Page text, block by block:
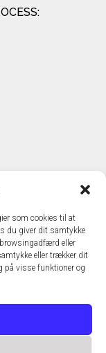
som cookies til at
du giver dit samtykke
eller
eller trækker dit
på visse funktioner og